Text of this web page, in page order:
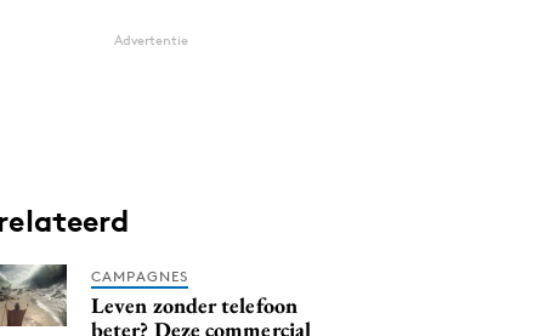
Advertentie
CAMPAGNES
Leven zonder telefoon
beter? Deze commercial